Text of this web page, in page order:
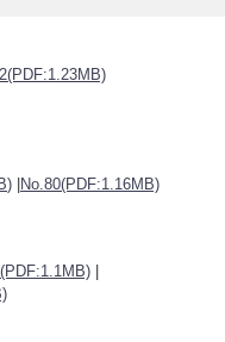
) No.80(PDF:1.16MB)